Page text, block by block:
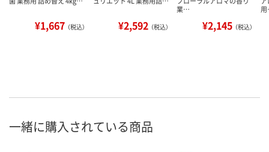
¥1,667 （税込） ¥2,592 （税込）
業…
¥2,145 （税込）
一緒に購入されている商品